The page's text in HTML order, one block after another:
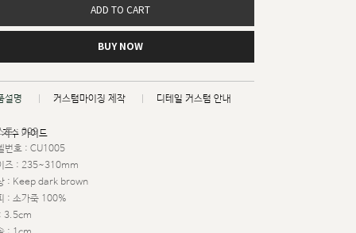
ADD TO CART
BUY NOW
설명 커스텀마이징 제작 디테일 커스텀 안내
치수 가이드
트 : 009
번호 : CU1005
즈 : 235~310mm
: Keep dark brown
: 소가죽 100%
3.5cm